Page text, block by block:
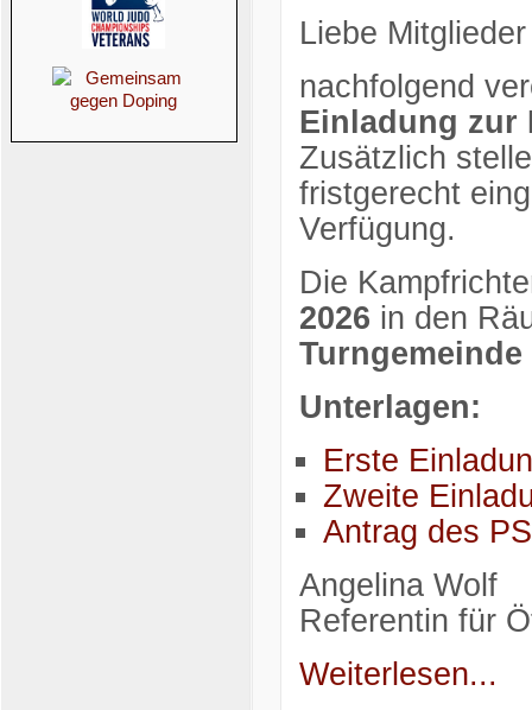
Liebe
nachfolgend
Einladung zur
Zusätzlich
fristgerecht
Verfügung.
Die
2026 in den
Turngemeinde
Unterlagen:
Erste
Zweite
Antrag des
Angelina Wolf
Referentin für
Weiterlesen...